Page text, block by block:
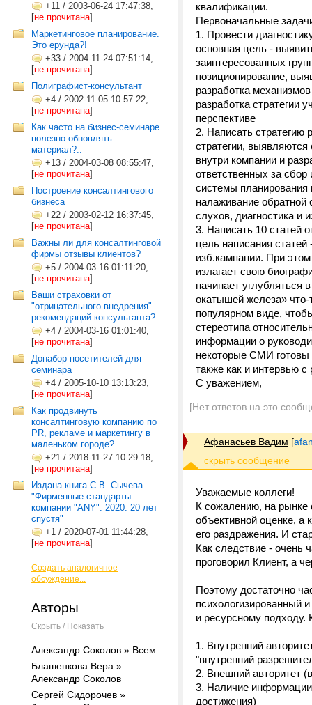
+11 / 2003-06-24 17:47:38,
[не прочитана]
Маркетинговое планирование.
Это ерунда?!
+33 / 2004-11-24 07:51:14,
[не прочитана]
Полиграфист-консультант
+4 / 2002-11-05 10:57:22,
[не прочитана]
Как часто на бизнес-семинаре
полезно обновлять
материал?..
+13 / 2004-03-08 08:55:47,
[не прочитана]
Построение консалтингового
бизнеса
+22 / 2003-02-12 16:37:45,
[не прочитана]
Важны ли для консалтинговой
фирмы отзывы клиентов?
+5 / 2004-03-16 01:11:20,
[не прочитана]
Ваши страховки от
"отрицательного внедрения"
рекомендаций консультанта?..
+4 / 2004-03-16 01:01:40,
[не прочитана]
Донабор посетителей для
семинара
+4 / 2005-10-10 13:13:23,
[не прочитана]
Как продвинуть
консалтинговую компанию по
PR, рекламе и маркетингу в
маленьком городе?
+21 / 2018-11-27 10:29:18,
[не прочитана]
Издана книга С.В. Сычева
"Фирменные стандарты
компании "ANY". 2020. 20 лет
спустя"
+1 / 2020-07-01 11:44:28,
[не прочитана]
Создать аналогичное
обсуждение...
Авторы
Скрыть / Показать
Александр Соколов » Всем
Блашенкова Вера »
Александр Соколов
Сергей Сидорочев »
квалификации.
Первоначальные
1. Провести
основная цель -
заинтересованных
позиционирование,
разработка
разработка стратегии
перспективе
2. Написать стратегию
стратегии,
внутри компании и
ответственных за
системы
налаживание обратной
слухов, диагностика и
3. Написать 10 статей
цель написания
изб.кампании. При
излагает свою
начинает углубляться
окатышей железа»
популярном виде,
стереотипа
информации о
некоторые СМИ готовы
также как и интервью
С уважением,
[Нет ответов на это
Афанасьев Вадим [
Уважаемые коллеги!
К сожалению, на рынке
объективной оценке, а
его раздражения. И
Как следствие - очень
проговорил Клиент, а
Поэтому достаточно
психологизированный
и ресурсному подходу.
1. Внутренний
"внутренний
2. Внешний авторитет
3. Наличие
достижения)